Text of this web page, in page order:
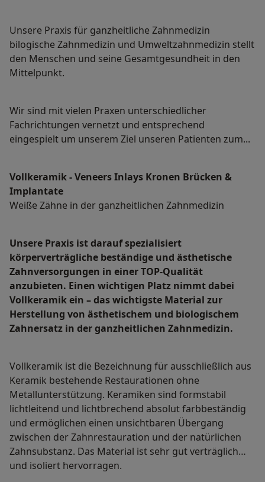
Unsere Praxis für ganzheitliche Zahnmedizin
bilogische Zahnmedizin und Umweltzahnmedizin stellt
den Menschen und seine Gesamtgesundheit in den
Mittelpunkt.
Wir sind mit vielen Praxen unterschiedlicher
Fachrichtungen vernetzt und entsprechend
eingespielt um unserem Ziel unseren Patienten zum...
Vollkeramik - Veneers Inlays Kronen Brücken &
Implantate
Weiße Zähne in der ganzheitlichen Zahnmedizin
Unsere Praxis ist darauf spezialisiert
körperverträgliche beständige und ästhetische
Zahnversorgungen in einer TOP-Qualität
anzubieten. Einen wichtigen Platz nimmt dabei
Vollkeramik ein – das wichtigste Material zur
Herstellung von ästhetischem und biologischem
Zahnersatz in der ganzheitlichen Zahnmedizin.
Vollkeramik ist die Bezeichnung für ausschließlich aus
Keramik bestehende Restaurationen ohne
Metallunterstützung. Keramiken sind formstabil
lichtleitend und lichtbrechend absolut farbbeständig
und ermöglichen einen unsichtbaren Übergang
zwischen der Zahnrestauration und der natürlichen
Zahnsubstanz. Das Material ist sehr gut verträglich
und isoliert hervorragen.